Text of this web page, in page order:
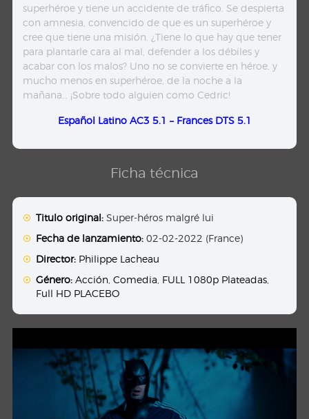
superhéroe y tiene un accidente de tráfico. Se despierta
con amnesia, convencido de que es un superhéroe y
cree que tiene una misión. ¿Tiene lo que hay que tener
para plantarle cara al mal, defender a los débiles y
acabar con los malos? Uno no se convierte en héroe, y
mucho menos en superhéroe, de la noche a la
mañana… ¡Sobre todo alguien como Cedric!
Español Latino AC3 5.1 – Frances DTS 5.1
Ficha técnica
Titulo original: Super-héros malgré lui
Fecha de lanzamiento: 02-02-2022 (France)
Director: Philippe Lacheau
Género: Acción ,Comedia FULL 1080p Plateadas
Full HD PLACEBO